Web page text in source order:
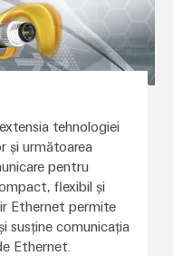
tehnologiei
și următoarea
pentru
flexibil și
Ethernet permite
susține comunicația
Ethernet.